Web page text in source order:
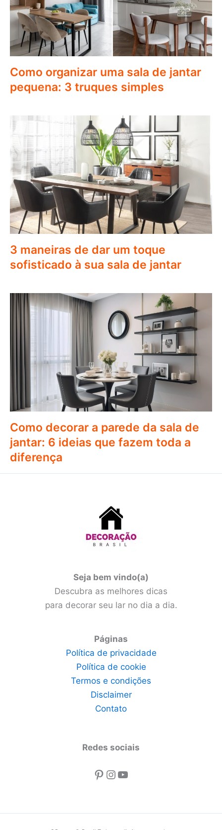
Como organizar uma sala de jantar
pequena: 3 truques simples
3 maneiras de dar um toque
sofisticado à sua sala de jantar
Como decorar a parede da sala de
jantar: 6 ideias que fazem toda a
diferença
Seja bem vindo(a)
Descubra as melhores dicas
para decorar seu lar no dia a dia.
Páginas
Política de privacidade
Política de cookie
Termos e condições
Disclaimer
Contato
Redes sociais
Pinterest
Instagram
Youtube